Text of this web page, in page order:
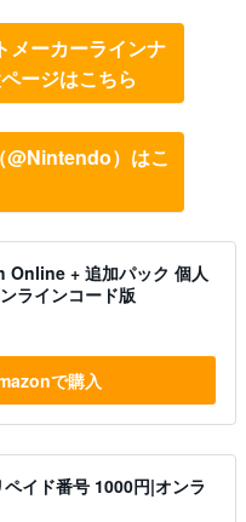
メーカーラインナ
ージはこちら
@Nintendo）はこ
+ 追加パック 個人
ラインコード版
で購入
イド番号 1000円|オンラ